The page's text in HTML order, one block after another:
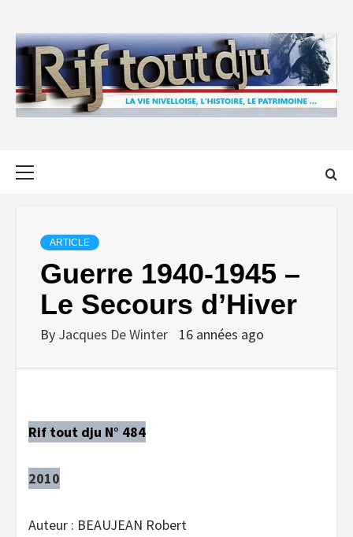
content
ARTICLE
Guerre 1940-1945 –
Le Secours d’Hiver
By Jacques De Winter 16 années ago
Rif tout dju N° 484
2010
Auteur : BEAUJEAN Robert